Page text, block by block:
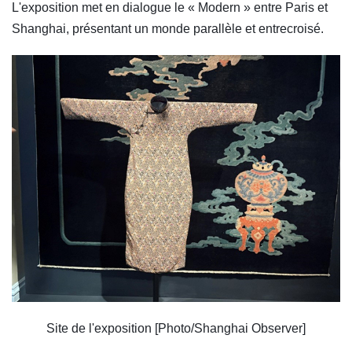
L'exposition met en dialogue le « Modern » entre Paris et
Shanghai, présentant un monde parallèle et entrecroisé.
Site de l'exposition [Photo/Shanghai Observer]